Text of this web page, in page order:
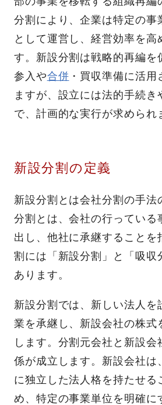
分割により、企業は特定の事
として運営し、経営効率を高
す。新設分割は戦略的再編を
参入や合併 ・買収準備に活用
ますが、設立には法的手続き
で、計画的な実行が求められ
新設分割の定義
新設分割とは会社分割の手法
分割とは、会社の行っている
出し、他社に承継することを
割には「新設分割」と「吸収
あります。
新設分割では、新しい法人を
業を承継し、新設会社の株式
します。分割元会社と新設会
係が成立します。新設会社は
に独立した法人格を持たせる
め、特定の事業単位を明確に